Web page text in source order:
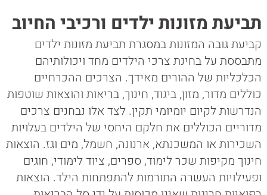
תביעת מזונות ילדים ורכיבי החיוב
קביעת גובה המזונות במסגרת תביעת מזונות ילדים
מתבססת על בחינת צרכי הילדים מחד ויכולותיהם
הכלכליות של ההורים מאידך. הצרכים ההכרחיים
כוללים מדור, מזון, ביגוד, חינוך, בריאות והוצאות שוטפות
הנדרשות לקיום יומיומי תקין. לצד אלו נבחנים צרכים
מדוריים הכוללים את חלקם היחסי של הילדים בעלויות
השכירות או המשכנתא, ארנונה, חשמל, מים וגז. הוצאות
חינוך מקיפות שכר לימוד, ספרים, ציוד לימודי, חוגים
ופעילויות העשרה התורמות להתפתחות הילד. הוצאות